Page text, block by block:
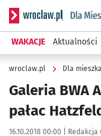
Serwis informacyjny
WAKACJE Aktualności
wroclaw.pl Dla
Galeria BWA
pałac
Data publikacji:
16.10.2018 00:00 | Autor: